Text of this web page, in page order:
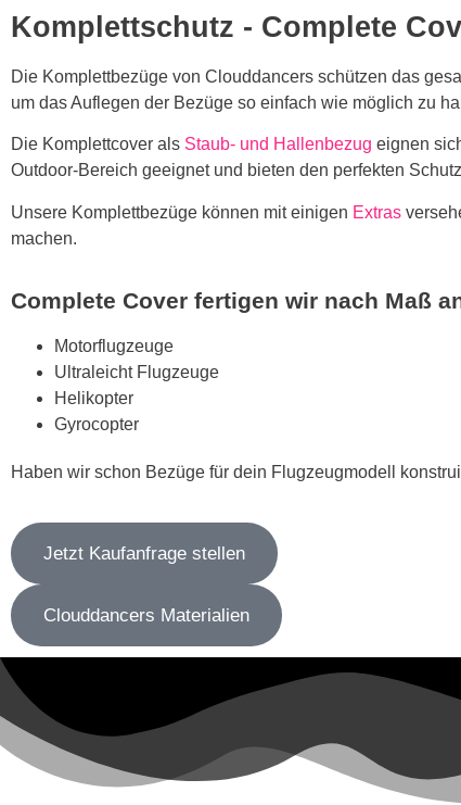
Komplettschutz - Complete
Die Komplettbezüge von Clouddancers schützen das
um das Auflegen der Bezüge so einfach wie möglich zu
Die Komplettcover als Staub- und Hallenbezug eignen
Outdoor-Bereich geeignet und bieten den perfekten
Unsere Komplettbezüge können mit einigen Extras
machen.
Complete Cover fertigen wir nach Maß
Motorflugzeuge
Ultraleicht Flugzeuge
Helikopter
Gyrocopter
Haben wir schon Bezüge für dein Flugzeugmodell
Jetzt Kaufanfrage stellen
Clouddancers Materialien